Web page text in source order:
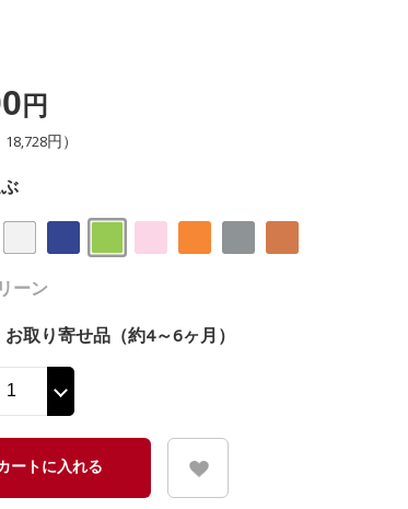
円
円）
ーン
お取り寄せ品（約4～6ヶ月）